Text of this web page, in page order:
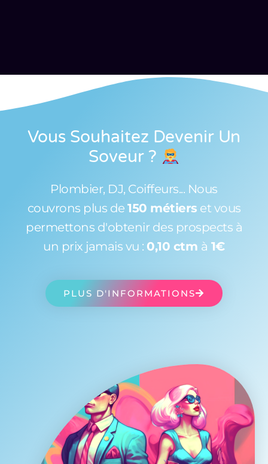
Vous Souhaitez Devenir Un
Soveur ?
Plombier, DJ, Coiffeurs... Nous
couvrons plus de 150 métiers et vous
permettons d'obtenir des prospects à
un prix jamais vu : 0,10 ctm à 1€
PLUS D'INFORMATIONS